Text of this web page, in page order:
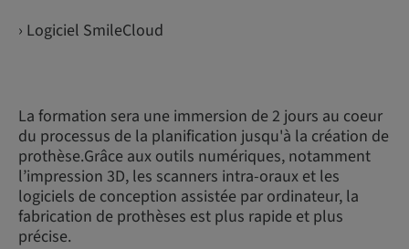
› Logiciel SmileCloud
La formation sera une immersion de 2 jours au coeur
du processus de la planification jusqu'à la création de
prothèse.Grâce aux outils numériques, notamment
l’impression 3D, les scanners intra-oraux et les
logiciels de conception assistée par ordinateur, la
fabrication de prothèses est plus rapide et plus
précise.